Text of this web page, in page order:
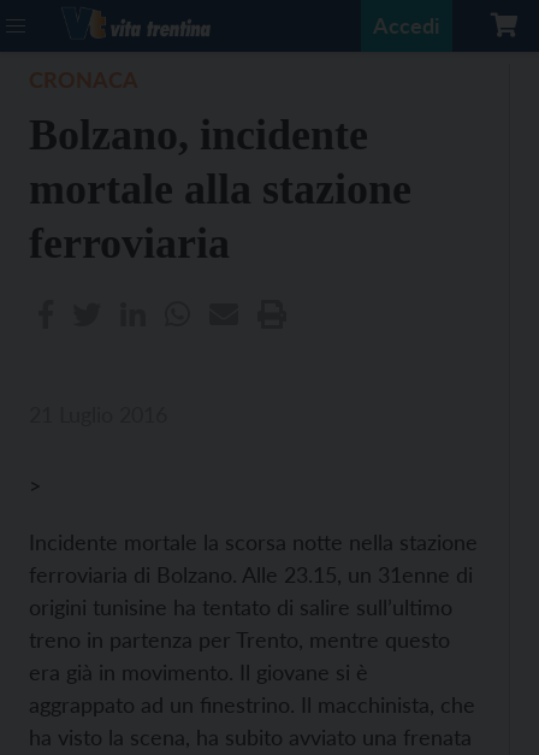
Accedi
Bolzano, incidente
mortale alla stazione
ferroviaria
>
Incidente mortale la scorsa notte nella stazione
ferroviaria di Bolzano. Alle 23.15, un 31enne di
origini tunisine ha tentato di salire sull’ultimo
treno in partenza per Trento, mentre questo
era già in movimento. Il giovane si è
aggrappato ad un finestrino. Il macchinista, che
ha visto la scena, ha subito avviato una frenata